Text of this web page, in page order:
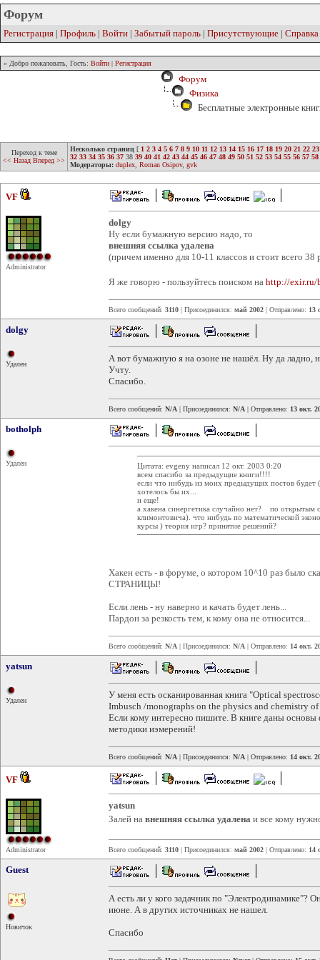
Форум
Регистрация | Профиль | Войти | Забытый пароль | Присутствующие | Справка
» Добро пожаловать, Гость: Войти | Регистрация
Форум
Физика
Бесплатные электронные
Переход к теме
<< Назад Вперед >>
Несколько страниц [ 1 2 3 4 5 6 7 8 9 10 11 12 13 14 15 16 17 18 19 20 21 22 23
32 33 34 35 36 37 38 39 40 41 42 43 44 45 46 47 48 49 50 51 52 53 54 55 56 57 58
Модераторы: duplex Roman Osipov, gvk
VF
Administrator
dolgy
Ну если бумажную версию надо, то
внешняя ссылка удалена
(причем именно для 10-11 классов и стоит всего 38
Я же говорю - пользуйтесь поиском на http://exir.ru/
Всего сообщений: 3110 | Присоединился: май 2002 | Отправлено: 13
dolgy
Удален
А вот бумажную я на озоне не нашёл. Ну да ладно,
Учту.
Спасибо.
Всего сообщений: N/A | Присоединился: N/A | Отправлено: 13 окт.
botholph
Удален
Цитата: evgeny написал 12 окт. 2003 0:20
всем спасибо за предыдущие книги!!!!
если что нибудь из моих предыдущих постов
хотелось бы их...
и еще!
а хакена синергетика случайно нет? по открытым
климонтовича). что нибудь по математической
курсы ) теория игр? принятие решений?
Хакен есть - в форуме, о котором 10^10 раз
СТРАНИЦЫ!
Если лень - ну наверно и качать будет лень...
Пардон за резкость тем, к кому она не относится...
Всего сообщений: N/A | Присоединился: N/A | Отправлено: 14 окт.
yatsun
Удален
У меня есть осканированная книга "Optical
Imbusch /monographs on the physics and chemistry
Если кому интересно пишите. В книге даны основы
методики иэмерений!
Всего сообщений: N/A | Присоединился: N/A | Отправлено: 14 окт.
VF
Administrator
yatsun
Залей на внешняя ссылка удалена и все кому
Всего сообщений: 3110 | Присоединился: май 2002 | Отправлено: 14
Guest
Новичок
А есть ли у кого задачник по
июне. А в других источниках не нашел.
Спасибо